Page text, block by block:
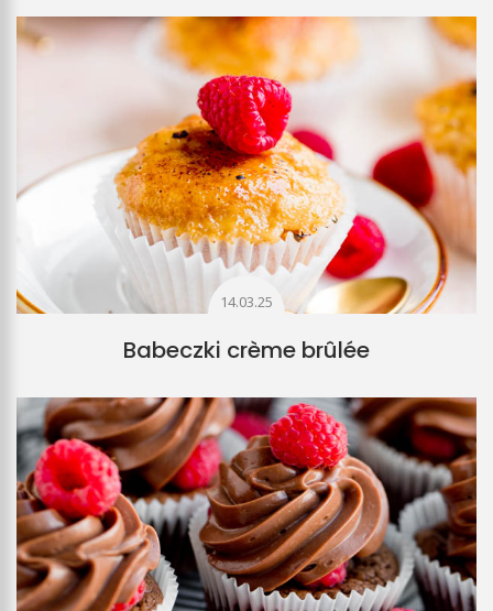
14.03.25
Babeczki crème brûlée